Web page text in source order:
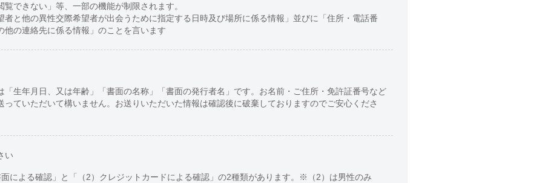
できない」等、一部の機能が制限されます。
と他の異性交際希望者が出会うために指定する日時及び場所に係る情報」並びに「住所・電話番
他の連絡先に係る情報」のことを言います
「生年月日、又は年齢」「書面の名称」「書面の発行者名」です。お名前・ご住所・免許証番号など
っていただいて構いません。お送りいただいた情報は確認後に破棄しておりますのでご安心くださ
い
による確認」と「（2）クレジットカードによる確認」の2種類があります。※（2）は男性のみ